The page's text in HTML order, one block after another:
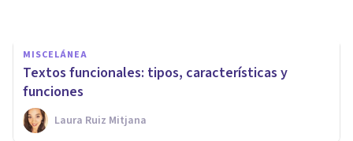
MISCELÁNEA
Textos funcionales: tipos, características y
funciones
Laura Ruiz Mitjana
MISCELÁNEA